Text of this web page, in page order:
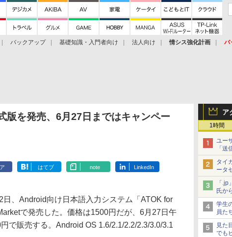
バックアップ 基礎知識・入門者向け 法人向け 情シス強化計画
バ
ア
1時間
ユー
「
【や
タイ
ータ
で 「
「
氏か
学生
員た
見た
でも
版を発売、6月27日まではキャンペー
はてブ note LinkedIn
、Android向け日本語入力システム「ATOK for
で発売した。価格は1500円だが、6月27日午
で販売する。Android OS 1.6/2.1/2.2/2.3/3.0/3.1